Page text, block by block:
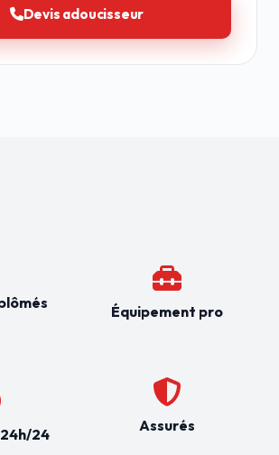
Devis adoucisseur
24
Équipement pro
Assurés